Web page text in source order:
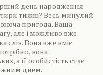
день народження
тижні? Весь минулий
пригода. Ваша
але і можливо вже
слів. Вона вже вміє
вона
а її особистість стає
днем.